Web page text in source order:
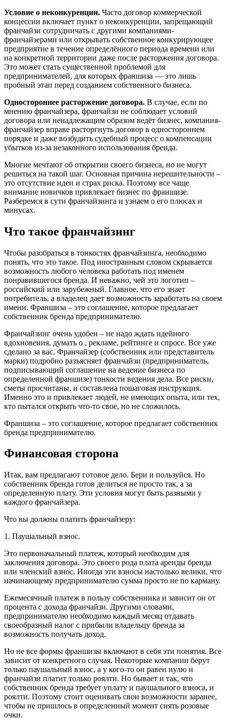
Условие о неконкуренции. Часто договор коммерческой
концессии включает пункт о неконкуренции, запрещающий
франчайзи сотрудничать с другими компаниями-
франчайзерами или открывать собственное конкурирующее
предприятие в течение определённого периода времени или
на конкретной территории даже после расторжения договора.
Это может стать существенной проблемой для
предпринимателей, для которых франшиза — это лишь
пробный этап перед созданием собственного бизнеса.
Одностороннее расторжение договора. В случае, если по
мнению франчайзера, франчайзи не соблюдает условий
договора или ненадлежащим образом ведёт бизнес, компания-
франчайзер вправе расторгнуть договор в одностороннем
порядке и даже возбудить судебный процесс о компенсации
убытков из-за незаконного использования бренда.
Многие мечтают об открытии своего бизнеса, но не могут
решиться на такой шаг. Основная причина нерешительности –
это отсутствие идеи и страх риска. Поэтому все чаще
внимание новичков привлекает бизнес по франшизе.
Разберемся в сути франчайзинга и узнаем о его плюсах и
минусах.
Что такое франчайзинг
Чтобы разобраться в тонкостях франчайзинга, необходимо
понять, что это такое. Под иностранным словом скрывается
возможность любого человека работать под именем
понравившегося бренда. И неважно, чей это логотип –
российский или зарубежный. Главное, что его знает
потребитель, а владелец дает возможность заработать на своем
имени. Франшиза – это соглашение, которое предлагает
собственник бренда предпринимателю.
Франчайзинг очень удобен – не надо ждать идейного
вдохновения, думать о , рекламе, рейтинге и спросе. Все уже
сделано за вас. Франчайзер (собственник или представитель
марки) подробно разъясняет франчайзи (предприниматель,
подписывающий соглашение на ведение бизнеса по
определенной франшизе) тонкости ведения дела. Все риски,
сметы просчитаны, и составлена пошаговая инструкция.
Именно это и привлекает людей, не имеющих опыта, или тех,
кто пытался открыть что-то свое, но не сложилось.
Франшиза – это соглашение, которое предлагает собственник
бренда предпринимателю.
Финансовая сторона
Итак, вам предлагают готовое дело. Бери и пользуйся. Но
собственник бренда готов делиться не просто так, а за
определенную плату. Эти условия могут быть разными у
каждого франчайзера.
Что вы должны платить франчайзеру:
1. Паушальный взнос.
Это первоначальный платеж, который необходим для
заключения договора. Это своего рода плата аренды бренда
или членский взнос. Иногда эти взносы настолько велики, что
начинающему предпринимателю сумма просто не по карману.
Ежемесячный платеж в пользу собственника и зависит он от
процента с дохода франчайзи. Другими словами,
предпринимателю необходимо каждый месяц отдавать
своеобразный налог с прибыли владельцу бренда за
возможность получать доход.
Но не все формы франшизы включают в себя эти понятия. Все
зависит от конкретного случая. Некоторые компании берут
только паушальный взнос, а у кого-то он равен нулю и
франчайзи платит только роялти. Но бывает и так, что
собственник бренда требует уплату и паушального взноса, и
роялти. Поэтому стоит оценивать свои возможности заранее,
чтобы не пришлось в определенный момент снять розовые
очки.